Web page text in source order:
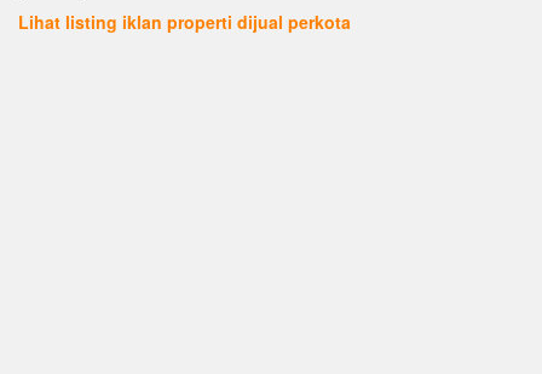
Lihat listing iklan properti dijual perkota